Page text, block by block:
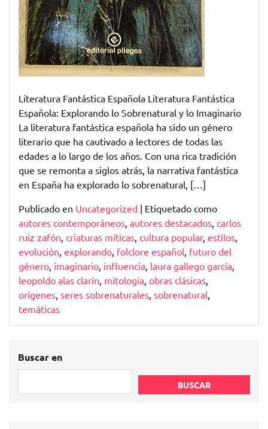
Literatura Fantástica Española Literatura Fantástica
Española: Explorando lo Sobrenatural y lo Imaginario
La literatura fantástica española ha sido un género
literario que ha cautivado a lectores de todas las
edades a lo largo de los años. Con una rica tradición
que se remonta a siglos atrás, la narrativa fantástica
en España ha explorado lo sobrenatural, […]
Publicado en Uncategorized | Etiquetado como
autores contemporáneos, autores destacados, carlos
ruiz zafón, criaturas míticas, cultura popular, estilos,
evolución, explorando, folclore español, futuro del
género, imaginario, influencia, laura gallego garcía,
leopoldo alas clarín, mitología, obras clásicas,
orígenes, seres sobrenaturales, sobrenatural,
temáticas
Buscar en
BUSCAR